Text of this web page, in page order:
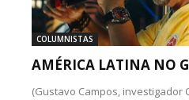
COLUMNISTAS
AMÉRICA LATINA NO
(Gustavo Campos, investigador